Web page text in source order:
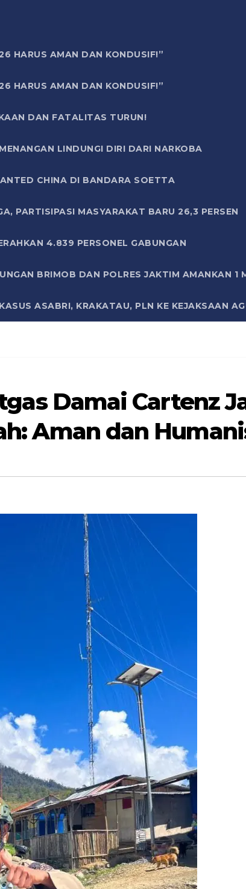
HARUS AMAN DAN KONDUSIF!”
HARUS AMAN DAN KONDUSIF!”
DAN FATALITAS TURUN!
LINDUNGI DIRI DARI NARKOBA
CHINA DI BANDARA SOETTA
PARTISIPASI MASYARAKAT BARU 26,3 PERSEN
4.839 PERSONEL GABUNGAN
BRIMOB DAN POLRES JAKTIM AMANKAN 1
ASABRI, KRAKATAU, PLN KE KEJAKSAAN
Damai Cartenz
Aman dan